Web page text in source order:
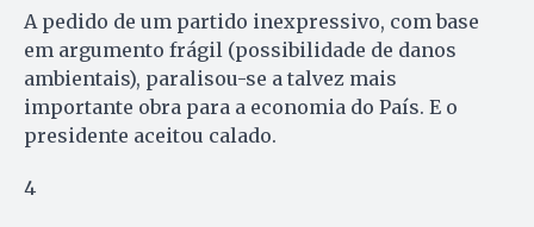
A pedido de um partido inexpressivo, com base
em argumento frágil (possibilidade de danos
ambientais), paralisou-se a talvez mais
importante obra para a economia do País. E o
presidente aceitou calado.
4